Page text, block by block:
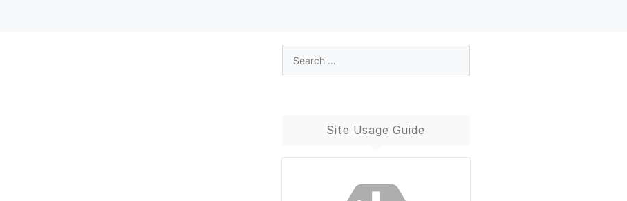
Site Usage Guide